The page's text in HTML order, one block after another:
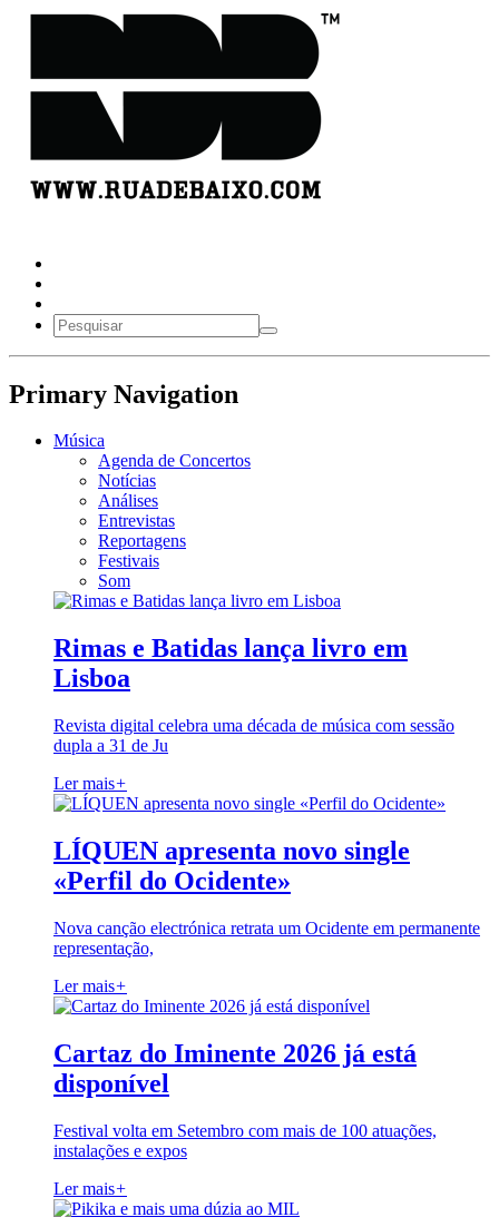
Primary Navigation
Música
Agenda de Concertos
Notícias
Análises
Entrevistas
Reportagens
Festivais
Som
Rimas e Batidas lança livro em
Lisboa
Revista digital celebra uma década de música com sessão
dupla a 31 de Ju
Ler mais+
LÍQUEN apresenta novo single
«Perfil do Ocidente»
Nova canção electrónica retrata um Ocidente em permanente
representação,
Ler mais+
Cartaz do Iminente 2026 já está
disponível
Festival volta em Setembro com mais de 100 atuações,
instalações e expos
Ler mais+